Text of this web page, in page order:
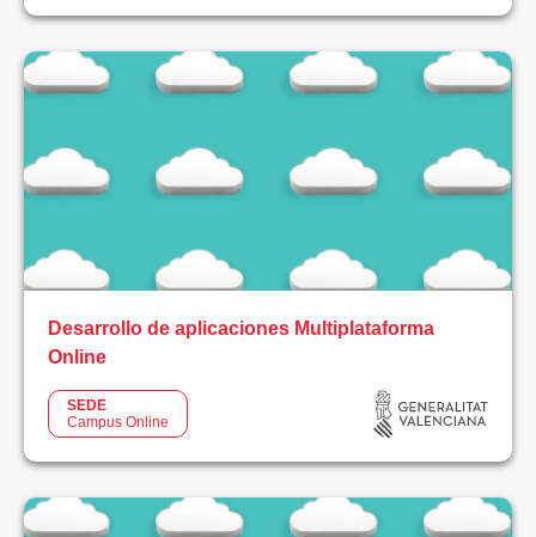
Presencial
SEDE
Campus
Alzira
Campus
Desarrollo de aplicaciones Multiplataforma
Online
SEDE
Campus Online